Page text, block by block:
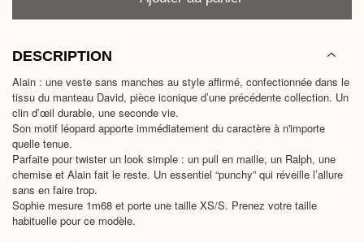
DESCRIPTION
Alain : une veste sans manches au style affirmé, confectionnée dans le
tissu du manteau David, pièce iconique d’une précédente collection. Un
clin d’œil durable, une seconde vie.
Son motif léopard apporte immédiatement du caractère à n'importe
quelle tenue.
Parfaite pour twister un look simple : un pull en maille, un Ralph, une
chemise et Alain fait le reste. Un essentiel “punchy” qui réveille l’allure
sans en faire trop.
Sophie mesure 1m68 et porte une taille XS/S. Prenez votre taille
habituelle pour ce modèle.